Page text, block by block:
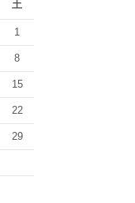
土
1
8
15
22
29